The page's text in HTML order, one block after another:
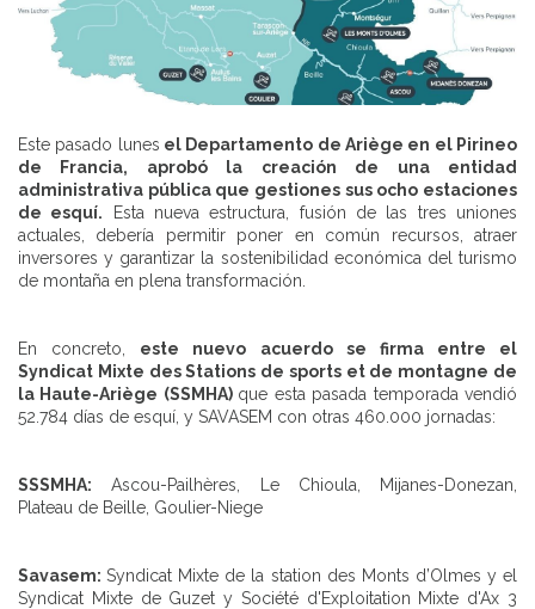
Este pasado lunes el Departamento de Ariège en el Pirineo
de Francia, aprobó la creación de una entidad
administrativa pública que gestiones sus ocho estaciones
de esquí. Esta nueva estructura, fusión de las tres uniones
actuales, debería permitir poner en común recursos, atraer
inversores y garantizar la sostenibilidad económica del turismo
de montaña en plena transformación.
En concreto, este nuevo acuerdo se firma entre el
Syndicat Mixte des Stations de sports et de montagne de
la Haute-Ariège (SSMHA) que esta pasada temporada vendió
52.784 días de esquí, y SAVASEM con otras 460.000 jornadas:
SSSMHA: Ascou-Pailhères, Le Chioula, Mijanes-Donezan,
Plateau de Beille, Goulier-Niege
Savasem:Syndicat Mixte de la station des Monts d’Olmes y el
Syndicat Mixte de Guzet y Société d'Exploitation Mixte d'Ax 3